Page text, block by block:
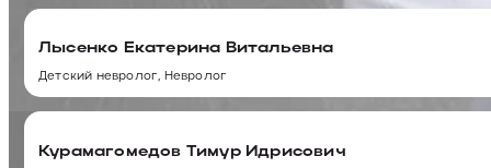
Лысенко Екатерина Витальевна
Детский невролог, Невролог
Курамагомедов Тимур Идрисович